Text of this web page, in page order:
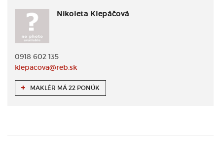
Nikoleta Klepáčová
0918 602 135
klepacova@reb.sk
MAKLÉR MÁ 22 PONÚK